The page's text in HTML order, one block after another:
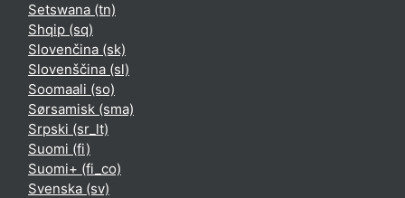
Setswana ‎(tn)‎
Shqip ‎(sq)‎
Slovenčina ‎(sk)‎
Slovenščina ‎(sl)‎
Soomaali ‎(so)‎
Sørsamisk ‎(sma)‎
Srpski ‎(sr_lt)‎
Suomi ‎(fi)‎
Suomi+ ‎(fi_co)‎
Svenska ‎(sv)‎